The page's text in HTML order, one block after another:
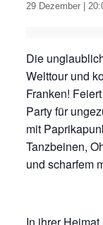
29 Dezember |
Die
Welttour und
Franken!
Party für
mit
Tanzbeinen,
und scharfem